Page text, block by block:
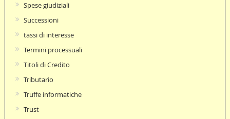
Spese giudiziali
Successioni
tassi di interesse
Termini processuali
Titoli di Credito
Tributario
Truffe informatiche
Trust